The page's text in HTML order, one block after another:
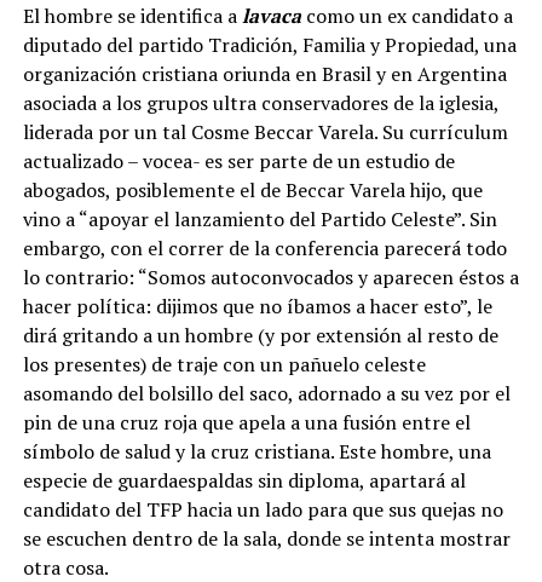
El hombre se identifica alavacacomo un ex candidato a
diputado del partido Tradición, Familia y Propiedad, una
organización cristiana oriunda en Brasil y en Argentina
asociada a los grupos ultra conservadores de la iglesia,
liderada por un tal Cosme Beccar Varela. Su currículum
actualizado – vocea- es ser parte de un estudio de
abogados, posiblemente el de Beccar Varela hijo, que
vino a “apoyar el lanzamiento del Partido Celeste”. Sin
embargo, con el correr de la conferencia parecerá todo
lo contrario: “Somos autoconvocados y aparecen éstos a
hacer política: dijimos que no íbamos a hacer esto”, le
dirá gritando a un hombre (y por extensión al resto de
los presentes) de traje con un pañuelo celeste
asomando del bolsillo del saco, adornado a su vez por el
pin de una cruz roja que apela a una fusión entre el
símbolo de salud y la cruz cristiana. Este hombre, una
especie de guardaespaldas sin diploma, apartará al
candidato del TFP hacia un lado para que sus quejas no
se escuchen dentro de la sala, donde se intenta mostrar
otra cosa.